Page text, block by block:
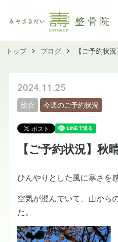
トップ ブログ 【ご予約状
2024.11.25
総合 今週のご予約状況
【ご予約状況】秋
ひんやりとした風に寒さを
空気が澄んでいて、山から
た。